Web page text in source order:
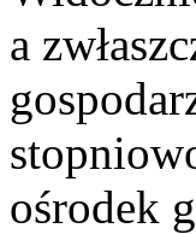
a
ośrodek